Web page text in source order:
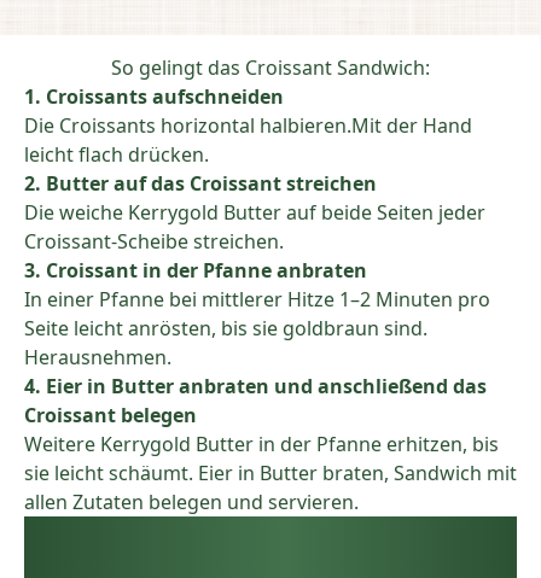
So gelingt das Croissant Sandwich:
1. Croissants aufschneiden
Die Croissants horizontal halbieren.​Mit der Hand
leicht flach drücken.​
2. Butter auf das Croissant streichen
Die weiche Kerrygold Butter auf beide Seiten jeder
Croissant-Scheibe streichen.​
3. Croissant in der Pfanne anbraten
In einer Pfanne bei mittlerer Hitze 1–2 Minuten pro
Seite leicht anrösten, bis sie goldbraun sind.
Herausnehmen.​
4. Eier in Butter anbraten und anschließend das
Croissant belegen
Weitere Kerrygold Butter in der Pfanne erhitzen, bis
sie leicht schäumt. Eier in Butter braten, Sandwich mit
allen Zutaten belegen und servieren.